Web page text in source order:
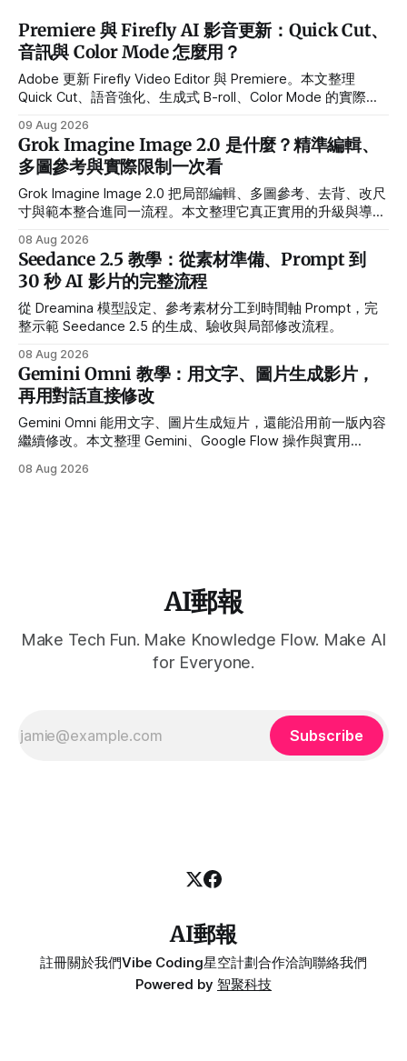
Premiere 與 Firefly AI 影音更新：Quick Cut、
音訊與 Color Mode 怎麼用？
Adobe 更新 Firefly Video Editor 與 Premiere。本文整理
Quick Cut、語音強化、生成式 B-roll、Color Mode 的實際用
09 Aug 2026
Grok Imagine Image 2.0 是什麼？精準編輯、
多圖參考與實際限制一次看
Grok Imagine Image 2.0 把局部編輯、多圖參考、去背、改尺
寸與範本整合進同一流程。本文整理它真正實用的升級與導入
08 Aug 2026
Seedance 2.5 教學：從素材準備、Prompt 到
30 秒 AI 影片的完整流程
從 Dreamina 模型設定、參考素材分工到時間軸 Prompt，完
整示範 Seedance 2.5 的生成、驗收與局部修改流程。
08 Aug 2026
Gemini Omni 教學：用文字、圖片生成影片，
再用對話直接修改
Gemini Omni 能用文字、圖片生成短片，還能沿用前一版內容
繼續修改。本文整理 Gemini、Google Flow 操作與實用
08 Aug 2026
AI郵報
Make Tech Fun. Make Knowledge Flow. Make AI
for Everyone.
Subscribe
AI郵報
註冊關於我們Vibe Coding星空計劃合作洽詢聯絡我們
Powered by 智聚科技